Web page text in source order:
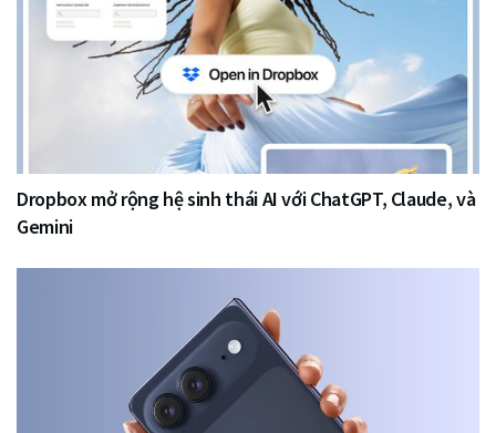
Dropbox mở rộng hệ sinh thái AI với ChatGPT, Claude, và
Gemini